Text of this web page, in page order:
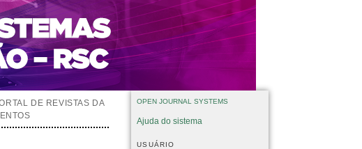
OPEN JOURNAL SYSTEMS
Ajuda do sistema
USUÁRIO
DE REVISTAS DA